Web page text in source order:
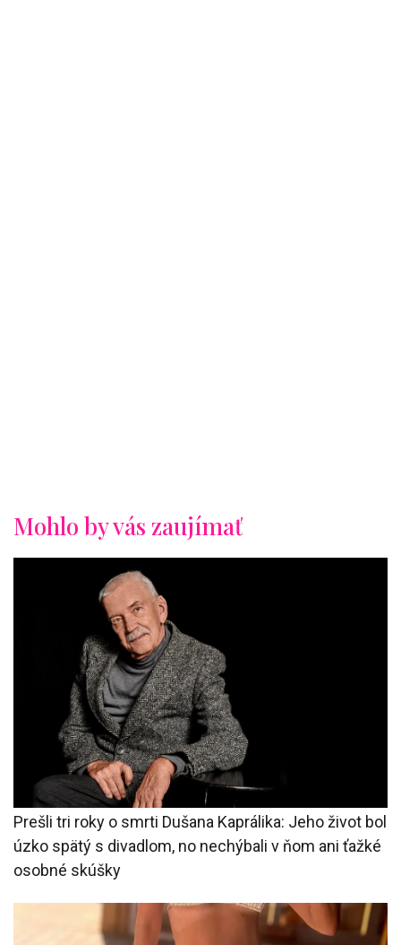
Mohlo by vás zaujímať
Prešli tri roky o smrti Dušana Kaprálika: Jeho život bol
úzko spätý s divadlom, no nechýbali v ňom ani ťažké
osobné skúšky